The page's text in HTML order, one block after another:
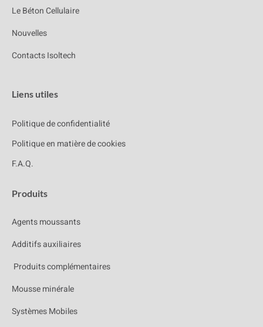
Le Béton Cellulaire
Nouvelles
Contacts Isoltech
Liens utiles
Politique de confidentialité
Politique en matière de cookies
F.A.Q.
Produits
Agents moussants
Additifs auxiliaires
Produits complémentaires
Mousse minérale
Systèmes Mobiles